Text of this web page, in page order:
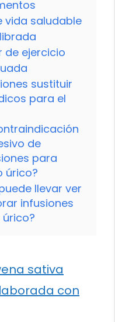
vida saludable
de ejercicio
sustituir
para el
de
para
úrico?
llevar ver
infusiones
sativa
con